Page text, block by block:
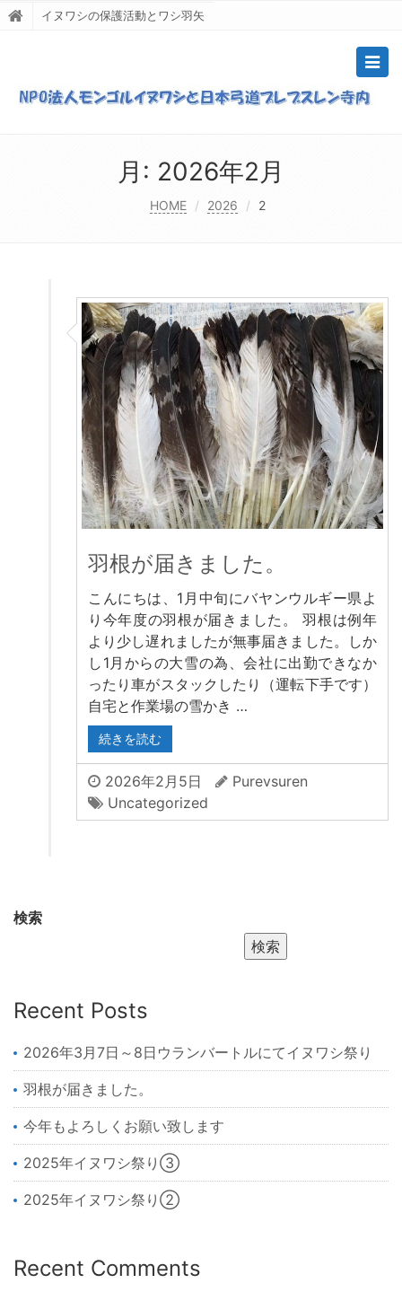
イヌワシの保護活動とワシ羽矢
月: 2026年2月
HOME 2026 2
羽根が届きました。
こんにちは、1月中旬にバヤンウルギー県よ
り今年度の羽根が届きました。 羽根は例年
より少し遅れましたが無事届きました。しか
し1月からの大雪の為、会社に出勤できなか
ったり車がスタックしたり（運転下手です）
自宅と作業場の雪かき …
続きを読む
2026年2月5日
Purevsuren
Uncategorized
検索
検索
Recent Posts
2026年3月7日～8日ウランバートルにてイヌワシ祭り
羽根が届きました。
今年もよろしくお願い致します
2025年イヌワシ祭り③
2025年イヌワシ祭り②
Recent Comments